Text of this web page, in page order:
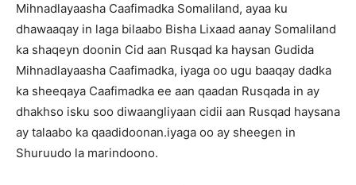
Mihnadlayaasha Caafimadka Somaliland, ayaa ku
dhawaaqay in laga bilaabo Bisha Lixaad aanay Somaliland
ka shaqeyn doonin Cid aan Rusqad ka haysan Gudida
Mihnadlayaasha Caafimadka, iyaga oo ugu baaqay dadka
ka sheeqaya Caafimadka ee aan qaadan Rusqada in ay
dhakhso isku soo diwaangliyaan cidii aan Rusqad haysana
ay talaabo ka qaadidoonan.iyaga oo ay sheegen in
Shuruudo la marindoono.